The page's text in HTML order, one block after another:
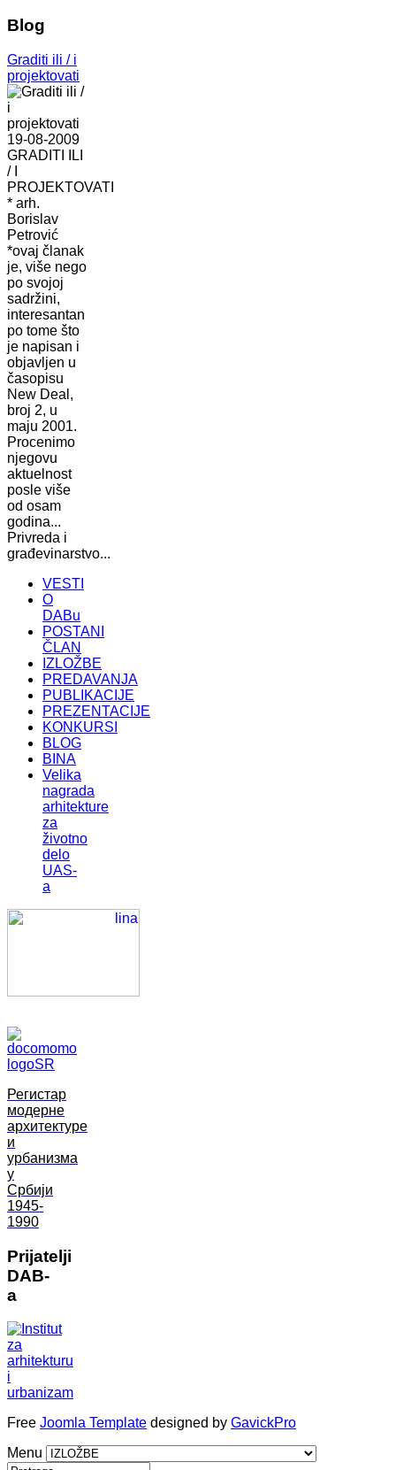
Blog
Graditi ili / i
projektovati
19-08-2009
GRADITI ILI
/ I
PROJEKTOVATI
* arh.
Borislav
Petrović
*ovaj članak
je, više nego
po svojoj
sadržini,
interesantan
po tome što
je napisan i
objavljen u
časopisu
New Deal,
broj 2, u
maju 2001.
Procenimo
njegovu
aktuelnost
posle više
od osam
godina...
Privreda i
građevinarstvo...
VESTI
O
DABu
POSTANI
ČLAN
IZLOŽBE
PREDAVANJA
PUBLIKACIJE
PREZENTACIJE
KONKURSI
BLOG
BINA
Velika
nagrada
arhitekture
za
životno
delo
UAS-
a
Регистар
модерне
архитектуре
и
урбанизма
у
Србији
1945-
1990
Prijatelji
DAB-
a
Free Joomla Template designed by GavickPro
Menu